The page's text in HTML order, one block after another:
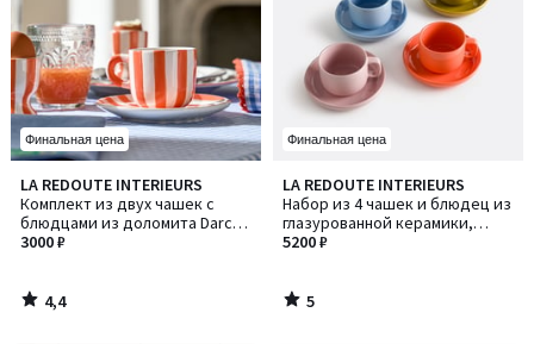
Финальная цена
LA REDOUTE INTERIEURS
Комплект из двух чашек с
блюдцами из доломита Darcy /
Дарси
3000 ₽
4,4
/ 5
4,4
/
Финальная цена
LA REDOUTE INTERIEURS
Набор из 4 чашек и блюдец из
глазурованной керамики,
VETORI/ВЕТОРИ
5200 ₽
5
/
5
5
/